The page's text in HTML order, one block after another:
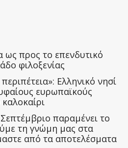
προς το επενδυτικό
φιλοξενίας
Ελληνικό νησί
ευρωπαϊκούς
παραμένει το
τη γνώμη μας στα
από τα αποτελέσματα